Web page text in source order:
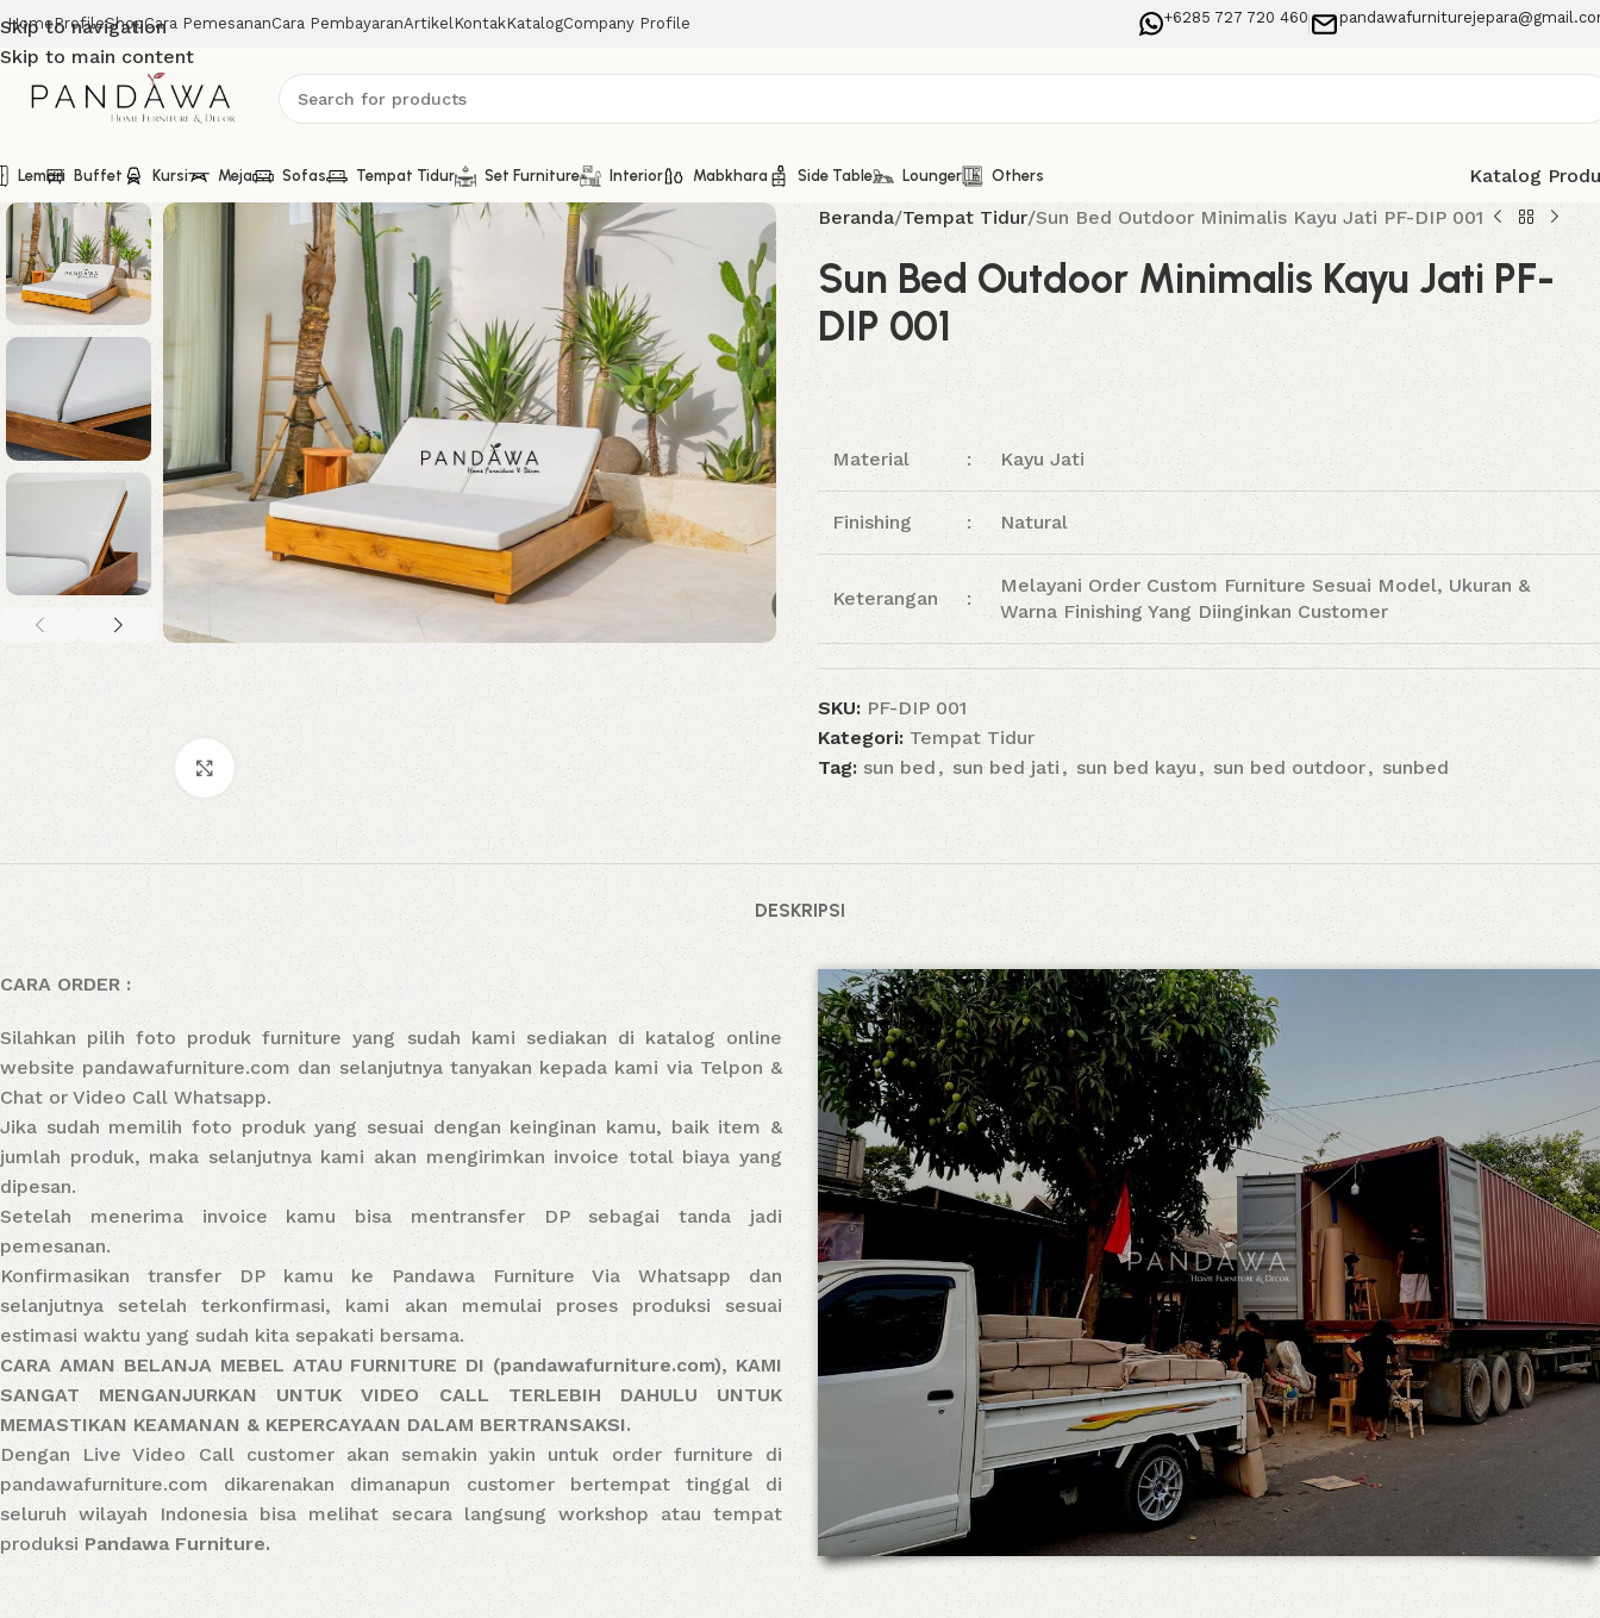
Skip to navigation
Skip to main content
HomeProfileShopCara PemesananCara PembayaranArtikelKontakKatalogCompany Profile +6285 727 720 460
Lemari Buffet Kursi Meja Sofas Tempat Tidur Set Furniture Interior Mabkhara Side Table Lounger Others Katalog
Beranda Tempat Tidur Sun Bed Outdoor Minimalis Kayu Jati PF-DIP 001
Sun Bed Outdoor Minimalis Kayu Jati PF-
DIP 001
Material : Kayu Jati
Finishing : Natural
Keterangan :
Melayani Order Custom Furniture Sesuai Model, Ukuran &
Warna Finishing Yang Diinginkan Customer
SKU: PF-DIP 001
Kategori: Tempat Tidur
Tag: sun bed , sun bed jati , sun bed kayu , sun bed outdoor, sunbed
DESKRIPSI
CARA ORDER :
Silahkan pilih foto produk furniture yang sudah kami sediakan di katalog online
website pandawafurniture.com dan selanjutnya tanyakan kepada kami via Telpon &
Chat or Video Call Whatsapp.
Jika sudah memilih foto produk yang sesuai dengan keinginan kamu, baik item &
jumlah produk, maka selanjutnya kami akan mengirimkan invoice total biaya yang
dipesan.
Setelah menerima invoice kamu bisa mentransfer DP sebagai tanda jadi
pemesanan.
Konfirmasikan transfer DP kamu ke Pandawa Furniture Via Whatsapp dan
selanjutnya setelah terkonfirmasi, kami akan memulai proses produksi sesuai
estimasi waktu yang sudah kita sepakati bersama.
CARA AMAN BELANJA MEBEL ATAU FURNITURE DI (pandawafurniture.com), KAMI
SANGAT MENGANJURKAN UNTUK VIDEO CALL TERLEBIH DAHULU UNTUK
MEMASTIKAN KEAMANAN & KEPERCAYAAN DALAM BERTRANSAKSI.
Dengan Live Video Call customer akan semakin yakin untuk order furniture di
pandawafurniture.com dikarenakan dimanapun customer bertempat tinggal di
seluruh wilayah Indonesia bisa melihat secara langsung workshop atau tempat
produksi Pandawa Furniture.